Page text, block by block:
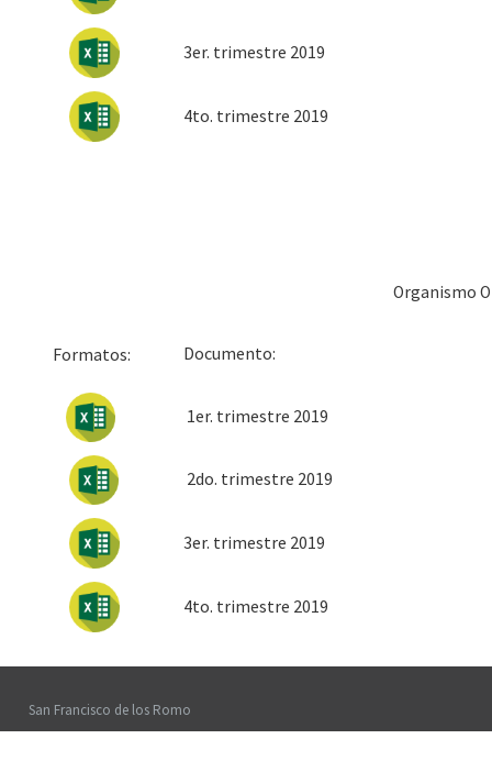
3er. trimestre 2019
4to. trimestre 2019
Organismo
Formatos:
1er. trimestre 2019
2do. trimestre 2019
3er. trimestre 2019
4to. trimestre 2019
San Francisco de los Romo